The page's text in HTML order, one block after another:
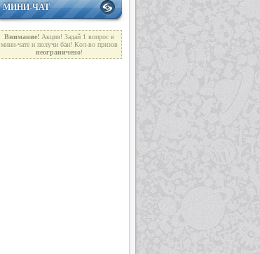
МИНИ-ЧАТ
Внимание!Акция! Задай 1 вопрос в
мини-чате и получи бан! Кол-во призов
неограничено!